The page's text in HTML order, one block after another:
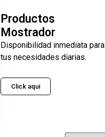
Productos
Mostrador
Disponibilidad inmediata para
tus necesidades diarias.
Click aqui